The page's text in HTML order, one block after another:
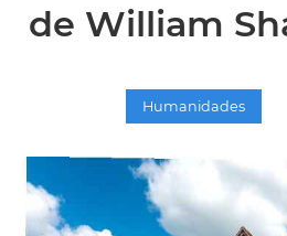
de William
Humanidades